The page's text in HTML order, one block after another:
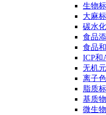
生物
大麻
碳水
食品
食品
ICP和
无机
离子
脂质
基质
微生